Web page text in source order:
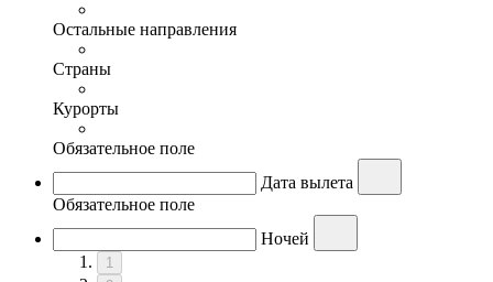
Остальные направления
Страны
Курорты
Обязательное поле
Дата вылета
Обязательное поле
Ночей
1